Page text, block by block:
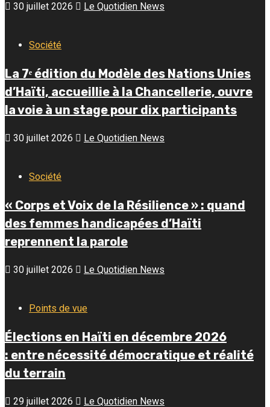
30 juillet 2026 Le Quotidien News
Société
La 7ᵉ édition du Modèle des Nations Unies
d’Haïti, accueillie à la Chancellerie, ouvre
la voie à un stage pour dix participants
30 juillet 2026 Le Quotidien News
Société
« Corps et Voix de la Résilience » : quand
des femmes handicapées d’Haïti
reprennent la parole
30 juillet 2026 Le Quotidien News
Points de vue
Élections en Haïti en décembre 2026
: entre nécessité démocratique et réalité
du terrain
29 juillet 2026 Le Quotidien News